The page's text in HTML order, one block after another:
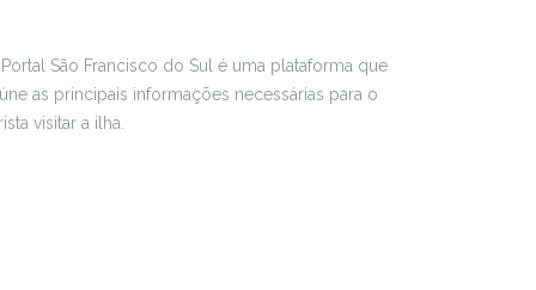
São Francisco do Sul é uma plataforma que
as principais informações necessárias para o
visitar a ilha.